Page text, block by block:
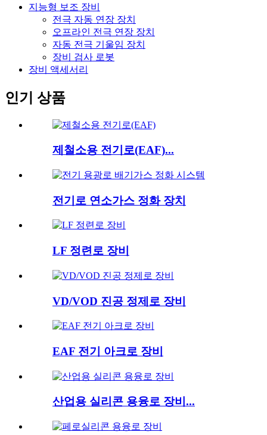
지능형 보조 장비
전극 자동 연장 장치
오프라인 전극 연장 장치
자동 전극 기울임 장치
장비 검사 로봇
장비 액세서리
인기 상품
제철소용 전기로(EAF)...
전기로 연소가스 정화 장치
LF 정련로 장비
VD/VOD 진공 정제로 장비
EAF 전기 아크로 장비
산업용 실리콘 용융로 장비...